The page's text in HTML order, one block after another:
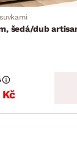
šedá/dub